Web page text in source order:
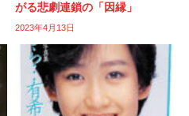
がる悲劇連鎖の「因縁」
2023年4月13日